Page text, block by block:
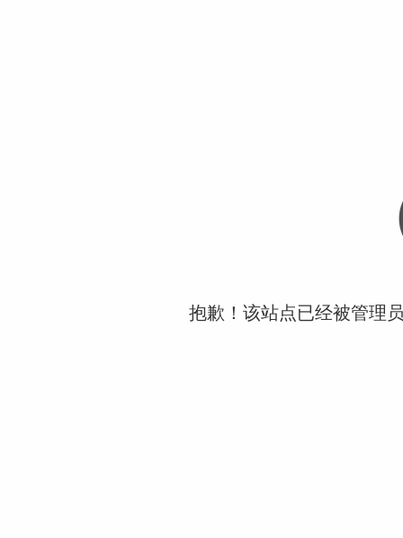
抱歉！该站点已经被管理